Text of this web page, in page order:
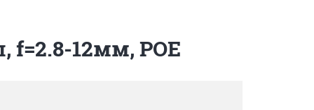
f=2.8-12мм, POE